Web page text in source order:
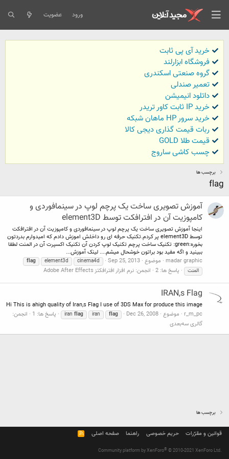
ورود عضویت
خرید آی پی ثابت
فروشگاه ابزارلند
گروه صنعتی اسکندری
تعمیر صندلی
داتلود انیمیشن
خرید IP ثابت کاور تریدر
خرید سرور HP ماهان شبکه
ربات قیمت گذاری دیجی کالا
قیمت طلا GOLD
چسب کاشی ساروج
برچسب ها
flag
آموزش تصویری ساخت یک پرچم لوپ در سینمافوردی و
کامپوزیت آن در افترافکت توسط element3D
اینجا آموزش تصویری ساخت یک پرچم لوپ در سینمافوردی و کامپوزیت آن در افترافکت
توسط element3D پر کردم.تکنیک حرفه ای رو داخلش اموزش دادم که امیدوارم بدردتون
بخوره:green: تکنیک ساخت پرچم تکنیک لوپ کردن آن تکنیک اکسپرت آن در المنت لطفا
ببینید و اگه مفید بود براتون خوشحال میشم.... لینک آموزش...
madar graphic موضوع Sep 25, 2013
cinema4d
element3d
flag
المنت
پاسخ ها: 2 انجمن: نرم افزار افترافکتز Adobe After Effects
IRAN,s Flag
Hi This is ahigh quality of Iran,s Flag I use of 3DS Max for produce this image
r_m_pc موضوع Dec 26, 2008
flag
iran
iran flag پاسخ ها: 1
انجمن:
گالری سه‌بعدی
برچسب ها
قوانین و مقرّرات حریم خصوصی راهنما صفحه اصلی
R
S
Community platform by XenForo® © 2010-2021 XenForo Ltd.